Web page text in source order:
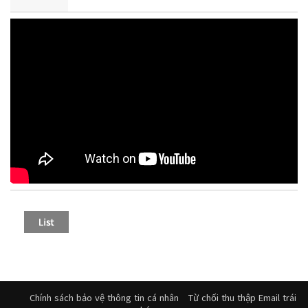
Chính sách bảo vệ thông tin cá nhân
Từ chối thu thập Email trái